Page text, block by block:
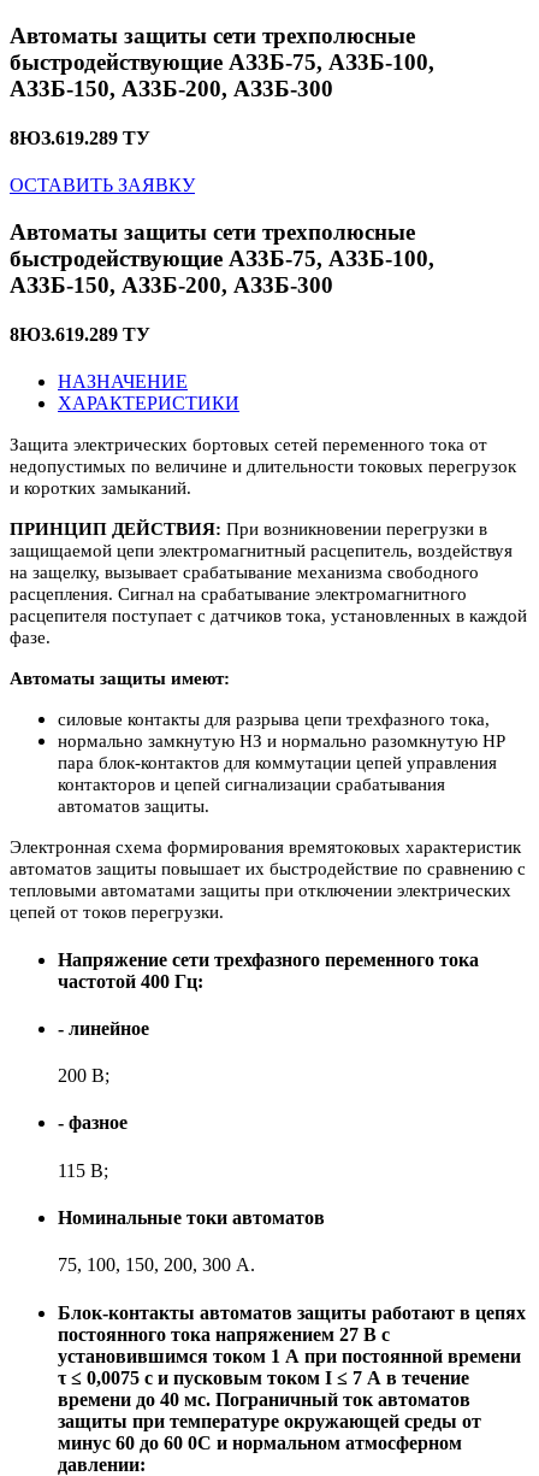
Автоматы защиты сети трехполюсные
быстродействующие АЗ3Б-75, АЗ3Б-100,
АЗ3Б-150, АЗ3Б-200, АЗ3Б-300
8ЮЗ.619.289 ТУ
ОСТАВИТЬ ЗАЯВКУ
Автоматы защиты сети трехполюсные
быстродействующие АЗ3Б-75, АЗ3Б-100,
АЗ3Б-150, АЗ3Б-200, АЗ3Б-300
8ЮЗ.619.289 ТУ
НАЗНАЧЕНИЕ
ХАРАКТЕРИСТИКИ
Защита электрических бортовых сетей переменного тока от
недопустимых по величине и длительности токовых перегрузок
и коротких замыканий.
ПРИНЦИП ДЕЙСТВИЯ: При возникновении перегрузки в
защищаемой цепи электромагнитный расцепитель, воздействуя
на защелку, вызывает срабатывание механизма свободного
расцепления. Сигнал на срабатывание электромагнитного
расцепителя поступает с датчиков тока, установленных в каждой
фазе.
Автоматы защиты имеют:
силовые контакты для разрыва цепи трехфазного тока,
нормально замкнутую НЗ и нормально разомкнутую НР
пара блок-контактов для коммутации цепей управления
контакторов и цепей сигнализации срабатывания
автоматов защиты.
Электронная схема формирования времятоковых характеристик
автоматов защиты повышает их быстродействие по сравнению с
тепловыми автоматами защиты при отключении электрических
цепей от токов перегрузки.
Напряжение сети трехфазного переменного тока
частотой 400 Гц:
- линейное
200 В;
- фазное
115 В;
Номинальные токи автоматов
75, 100, 150, 200, 300 А.
Блок-контакты автоматов защиты работают в цепях
постоянного тока напряжением 27 В с
установившимся током 1 А при постоянной времени
τ ≤ 0,0075 с и пусковым током I ≤ 7 А в течение
времени до 40 мс. Пограничный ток автоматов
защиты при температуре окружающей среды от
минус 60 до 60 0С и нормальном атмосферном
давлении: